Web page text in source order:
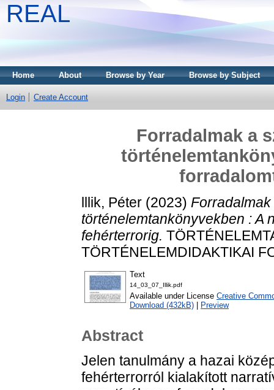
REAL
Home About Browse by Year Browse by Subject
Login Create Account
Forradalmak a
lllik, Péter (2023)
történelemtankönyvekben : A
fehérterrorig.
TÖRTÉNELEMDIDAKTIKAI
Text
14_03_07_Illik.pdf
Available under License Creative
Download (432kB)
Preview
Abstract
Jelen tanulmány a hazai
fehérterrorról kialakított